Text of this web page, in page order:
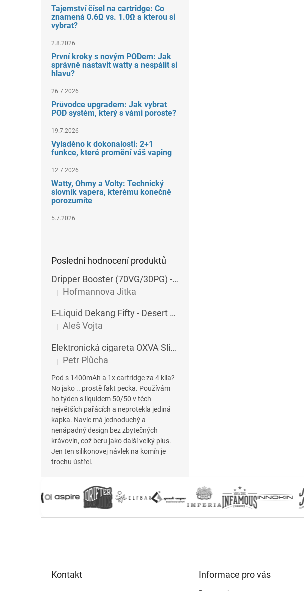
Tajemství čísel na cartridge: Co
znamená 0.6Ω vs. 1.0Ω a kterou si
vybrat?
2.8.2026
První kroky s novým PODem: Jak
správně nastavit watty a nespálit si
hlavu?
26.7.2026
Průvodce upgradem: Jak vybrat
POD systém, který s vámi poroste?
19.7.2026
Vyladěno k dokonalosti: 2+1
funkce, které promění váš vaping
12.7.2026
Watty, Ohmy a Volty: Technický
slovník vapera, kterému konečně
porozumíte
5.7.2026
Poslední hodnocení produktů
Dripper Booster (70VG/30PG) - Imperia - 5x10 ml - 15 mg
Hodnocení produktu je 5 z 5 hvězdiček.
| Hofmannova Jitka
E-Liquid Dekang Fifty - Desert Ship - 10 ml
Hodnocení produktu je 5 z 5 hvězdiček.
| Aleš Vojta
Elektronická cigareta OXVA SlimStick X POD 1400 mAh
Hodnocení produktu je 5 z 5 hvězdiček.
| Petr Plůcha
Pod s 1400mAh a 1x cartridge za 4 kila?
No jako .. prostě fakt pecka. Používám
ho týden s liquidem 50/50 v těch
největších pařácích a neprotekla jediná
kapka. Navíc má jednoduchý a
nenápadný design bez zbytečných
krávovin, což beru jako další velký plus.
Jen ten silikonovej návlek na komín je
trochu ústřel.
Kontakt Informace pro vás